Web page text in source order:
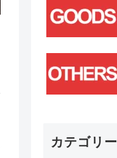
カテゴリー